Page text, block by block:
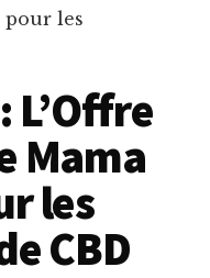
pour les
L’Offre
Mama
les
CBD